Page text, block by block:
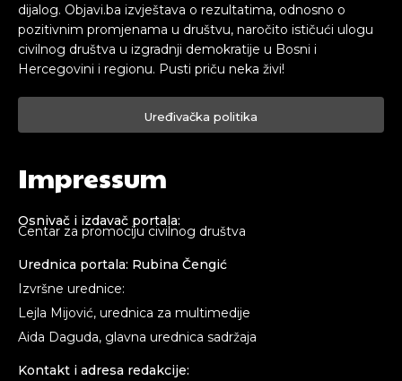
dijalog. Objavi.ba izvještava o rezultatima, odnosno o
pozitivnim promjenama u društvu, naročito ističući ulogu
civilnog društva u izgradnji demokratije u Bosni i
Hercegovini i regionu. Pusti priču neka živi!
Uređivačka politika
Impressum
Osnivač i izdavač portala:
Centar za promociju civilnog društva
Urednica portala: Rubina Čengić
Izvršne urednice:
Lejla Mijović, urednica za multimedije
Aida Daguda, glavna urednica sadržaja
Kontakt i adresa redakcije: